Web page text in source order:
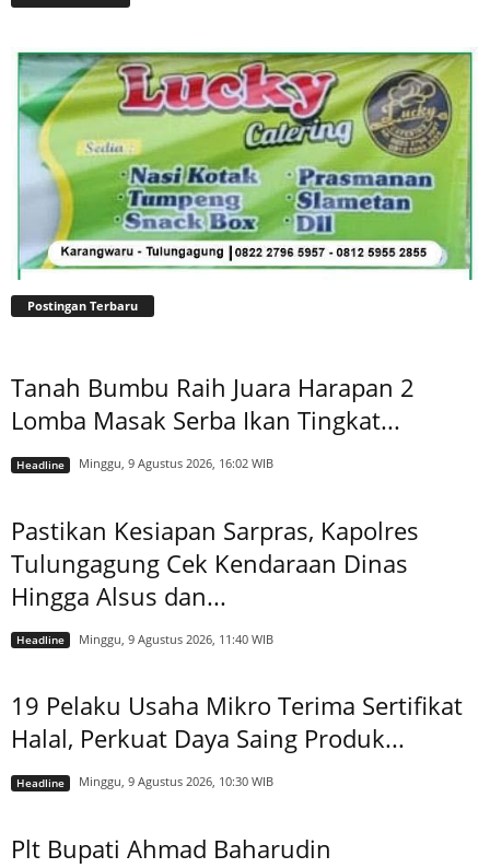
Postingan Terbaru
Tanah Bumbu Raih Juara Harapan 2
Lomba Masak Serba Ikan Tingkat...
Headline Minggu, 9 Agustus 2026, 16:02 WIB
Pastikan Kesiapan Sarpras, Kapolres
Tulungagung Cek Kendaraan Dinas
Hingga Alsus dan...
Headline Minggu, 9 Agustus 2026, 11:40 WIB
19 Pelaku Usaha Mikro Terima Sertifikat
Halal, Perkuat Daya Saing Produk...
Headline Minggu, 9 Agustus 2026, 10:30 WIB
Plt Bupati Ahmad Baharudin